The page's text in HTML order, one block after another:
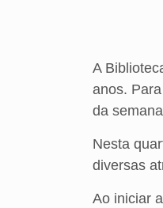
A
anos.
da
Nesta
diversas
Ao iniciar